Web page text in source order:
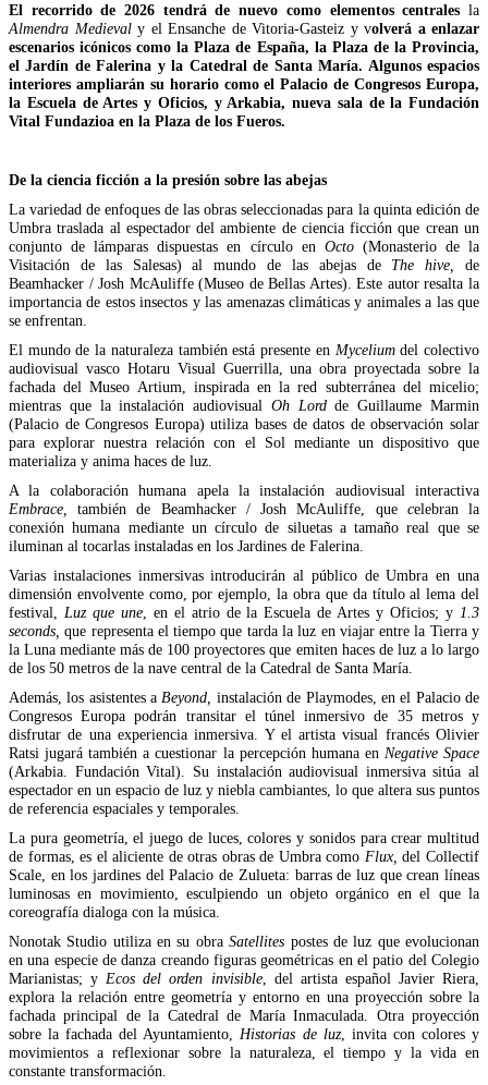
El recorrido de 2026 tendrá de nuevo como elementos centrales la
Almendra Medievaly el Ensanche de Vitoria-Gasteiz y volverá a enlazar
escenarios icónicos como la Plaza de España, la Plaza de la Provincia,
el Jardín de Falerina y la Catedral de Santa María. Algunos espacios
interiores ampliarán su horario como el Palacio de Congresos Europa,
la Escuela de Artes y Oficios, y Arkabia, nueva sala de la Fundación
Vital Fundazioa en la Plaza de los Fueros.
De la ciencia ficción a la presión sobre las abejas
La variedad de enfoques de las obras seleccionadas para la quinta edición de
Umbra traslada al espectador del ambiente de ciencia ficción que crean un
conjunto de lámparas dispuestas en círculo en Octo(Monasterio de la
Visitación de las Salesas) al mundo de las abejas de The hive,
de
Beamhacker / Josh McAuliffe (Museo de Bellas Artes). Este autor resalta la
importancia de estos insectos y las amenazas climáticas y animales a las que
se enfrentan.
El mundo de la naturaleza también está presente en Myceliumdel colectivo
audiovisual vasco Hotaru Visual Guerrilla, una obra proyectada sobre la
fachada del Museo Artium, inspirada en la red subterránea del micelio;
mientras que la instalación audiovisual Oh Lordde Guillaume Marmin
(Palacio de Congresos Europa) utiliza bases de datos de observación solar
para explorar nuestra relación con el Sol mediante un dispositivo que
materializa y anima haces de luz.
A la colaboración humana apela la instalación audiovisual interactiva
Embrace,
también de Beamhacker / Josh McAuliffe, que celebran la
conexión humana mediante un círculo de siluetas a tamaño real que se
iluminan al tocarlas instaladas en los Jardines de Falerina.
Varias instalaciones inmersivas introducirán al público de Umbra en una
dimensión envolvente como, por ejemplo, la obra que da título al lema del
festival, Luz que une, en el atrio de la Escuela de Artes y Oficios; y 1.3
seconds,que representa el tiempo que tarda la luz en viajar entre la Tierra y
la Luna mediante más de 100 proyectores que emiten haces de luz a lo largo
de los 50 metros de la nave central de la Catedral de Santa María.
Además, los asistentes a Beyond, instalación de Playmodes, en el Palacio de
Congresos Europa podrán transitar el túnel inmersivo de 35 metros y
disfrutar de una experiencia inmersiva. Y el artista visual francés Olivier
Ratsi jugará también a cuestionar la percepción humana en Negative Space
(Arkabia. Fundación Vital). Su instalación audiovisual inmersiva sitúa al
espectador en un espacio de luz y niebla cambiantes, lo que altera sus puntos
de referencia espaciales y temporales.
La pura geometría, el juego de luces, colores y sonidos para crear multitud
de formas, es el aliciente de otras obras de Umbra como Flux, del Collectif
Scale, en los jardines del Palacio de Zulueta: barras de luz que crean líneas
luminosas en movimiento, esculpiendo un objeto orgánico en el que la
coreografía dialoga con la música.
Nonotak Studio utiliza en su obraSatellites postes de luz que evolucionan
en una especie de danza creando figuras geométricas en el patio del Colegio
Marianistas; y Ecos del orden invisible, del artista español Javier Riera,
explora la relación entre geometría y entorno en una proyección sobre la
fachada principal de la Catedral de María Inmaculada. Otra proyección
sobre la fachada del Ayuntamiento,
Historias de luz, invita con colores y
movimientos a reflexionar sobre la naturaleza, el tiempo y la vida en
constante transformación.